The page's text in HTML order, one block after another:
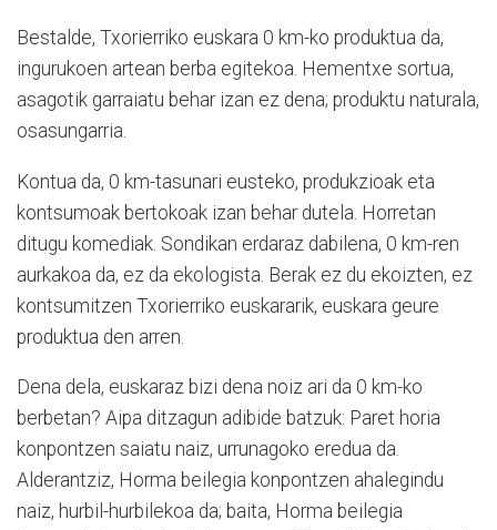
Bestalde, Txorierriko euskara 0 km-ko produktua da,
ingurukoen artean berba egitekoa. Hementxe sortua,
asagotik garraiatu behar izan ez dena; produktu naturala,
osasungarria.
Kontua da, 0 km-tasunari eusteko, produkzioak eta
kontsumoak bertokoak izan behar dutela. Horretan
ditugu komediak. Sondikan erdaraz dabilena, 0 km-ren
aurkakoa da, ez da ekologista. Berak ez du ekoizten, ez
kontsumitzen Txorierriko euskararik, euskara geure
produktua den arren.
Dena dela, euskaraz bizi dena noiz ari da 0 km-ko
berbetan? Aipa ditzagun adibide batzuk: Paret horia
konpontzen saiatu naiz, urrunagoko eredua da.
Alderantziz, Horma beilegia konpontzen ahalegindu
naiz, hurbil-hurbilekoa da; baita, Horma beilegia